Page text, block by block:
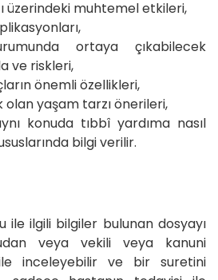
üzerindeki muhtemel etkileri,
ortaya çıkabilecek
ve riskleri,
önemli özellikleri,
olan yaşam tarzı önerileri,
konuda tıbbî yardıma nasıl
bilgi verilir.
ile ilgili bilgiler bulunan dosyayı
veya vekili veya kanuni
ile inceleyebilir ve bir suretini